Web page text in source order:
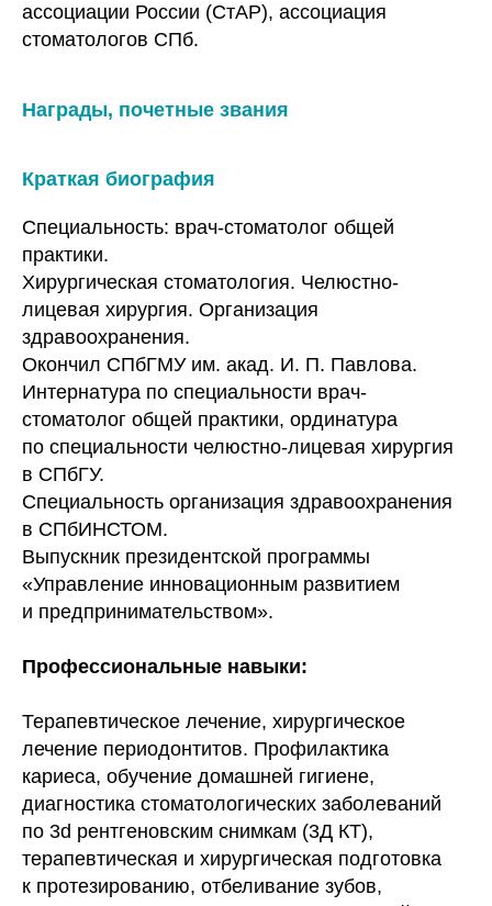
ассоциации России (СтАР), ассоциация
стоматологов СПб.
Награды, почетные звания
Краткая биография
Специальность: врач-стоматолог общей
практики.
Хирургическая стоматология. Челюстно-
лицевая хирургия. Организация
здравоохранения.
Окончил СПбГМУ им. акад. И. П. Павлова.
Интернатура по специальности врач-
стоматолог общей практики, ординатура
по специальности челюстно-лицевая хирургия
в СПбГУ.
Специальность организация здравоохранения
в СПбИНСТОМ.
Выпускник президентской программы
«Управление инновационным развитием
и предпринимательством».
Профессиональные навыки:
Терапевтическое лечение, хирургическое
лечение периодонтитов. Профилактика
кариеса, обучение домашней гигиене,
диагностика стоматологических заболеваний
по 3d рентгеновским снимкам (3Д КТ),
терапевтическая и хирургическая подготовка
к протезированию, отбеливание зубов,